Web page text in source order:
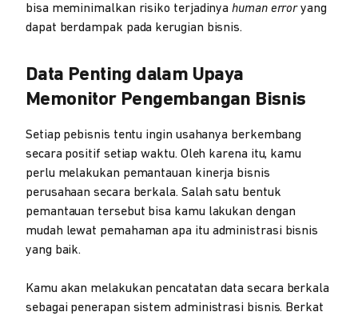
bisa meminimalkan risiko terjadinyahuman erroryang
dapat berdampak pada kerugian bisnis.
Data Penting dalam Upaya
Memonitor Pengembangan Bisnis
Setiap pebisnis tentu ingin usahanya berkembang
secara positif setiap waktu. Oleh karena itu, kamu
perlu melakukan pemantauan kinerja bisnis
perusahaan secara berkala. Salah satu bentuk
pemantauan tersebut bisa kamu lakukan dengan
mudah lewat pemahaman apa itu administrasi bisnis
yang baik.
Kamu akan melakukan pencatatan data secara berkala
sebagai penerapan sistem administrasi bisnis. Berkat